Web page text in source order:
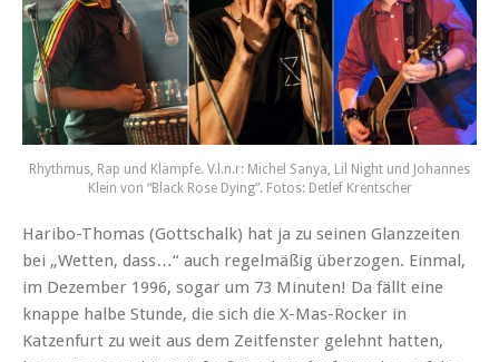
Rhythmus, Rap und Klampfe. V.l.n.r: Michel Sanya, Lil Night und Johannes
Klein von “Black Rose Dying”. Fotos: Detlef Krentscher
Haribo-Thomas (Gottschalk) hat ja zu seinen Glanzzeiten
bei „Wetten, dass…“ auch regelmäßig überzogen. Einmal,
im Dezember 1996, sogar um 73 Minuten! Da fällt eine
knappe halbe Stunde, die sich die X-Mas-Rocker in
Katzenfurt zu weit aus dem Zeitfenster gelehnt hatten,